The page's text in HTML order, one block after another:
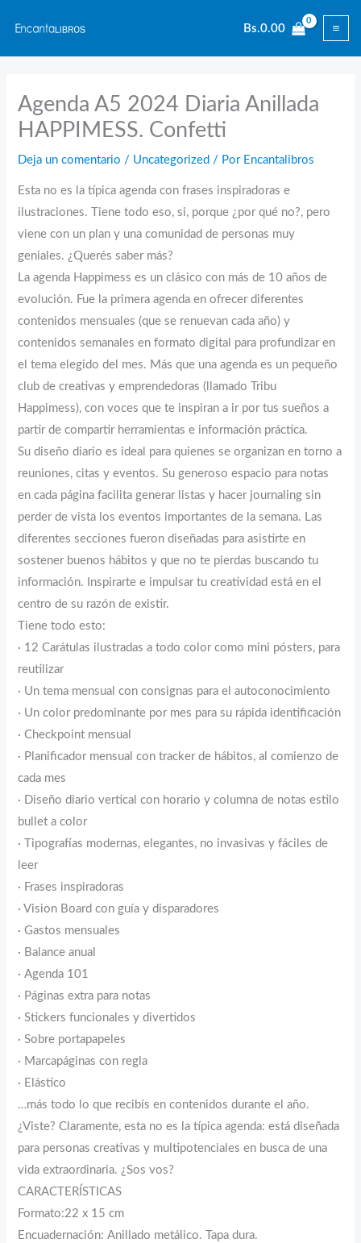
contenido
Bs.0.00
Agenda A5 2024 Diaria Anillada
HAPPIMESS. Confetti
Deja un comentario / Uncategorized / Por Encantalibros
Esta no es la típica agenda con frases inspiradoras e
ilustraciones. Tiene todo eso, si, porque ¿por qué no?, pero
viene con un plan y una comunidad de personas muy
geniales. ¿Querés saber más?
La agenda Happimess es un clásico con más de 10 años de
evolución. Fue la primera agenda en ofrecer diferentes
contenidos mensuales (que se renuevan cada año) y
contenidos semanales en formato digital para profundizar en
el tema elegido del mes. Más que una agenda es un pequeño
club de creativas y emprendedoras (llamado Tribu
Happimess), con voces que te inspiran a ir por tus sueños a
partir de compartir herramientas e información práctica.
Su diseño diario es ideal para quienes se organizan en torno a
reuniones, citas y eventos. Su generoso espacio para notas
en cada página facilita generar listas y hacer journaling sin
perder de vista los eventos importantes de la semana. Las
diferentes secciones fueron diseñadas para asistirte en
sostener buenos hábitos y que no te pierdas buscando tu
información. Inspirarte e impulsar tu creatividad está en el
centro de su razón de existir.
Tiene todo esto:
· 12 Carátulas ilustradas a todo color como mini pósters, para
reutilizar
· Un tema mensual con consignas para el autoconocimiento
· Un color predominante por mes para su rápida identificación
· Checkpoint mensual
· Planificador mensual con tracker de hábitos, al comienzo de
cada mes
· Diseño diario vertical con horario y columna de notas estilo
bullet a color
· Tipografías modernas, elegantes, no invasivas y fáciles de
leer
· Frases inspiradoras
· Vision Board con guía y disparadores
· Gastos mensuales
· Balance anual
· Agenda 101
· Páginas extra para notas
· Stickers funcionales y divertidos
· Sobre portapapeles
· Marcapáginas con regla
· Elástico
…más todo lo que recibís en contenidos durante el año.
¿Viste? Claramente, esta no es la típica agenda: está diseñada
para personas creativas y multipotenciales en busca de una
vida extraordinaria. ¿Sos vos?
CARACTERÍSTICAS
Formato:22 x 15 cm
Encuadernación: Anillado metálico. Tapa dura.